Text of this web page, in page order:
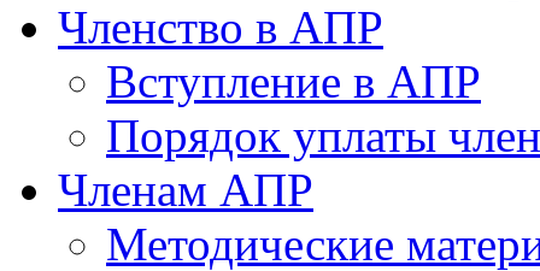
Членство в АПР
Вступление в АПР
Порядок уплаты
Членам АПР
Методические